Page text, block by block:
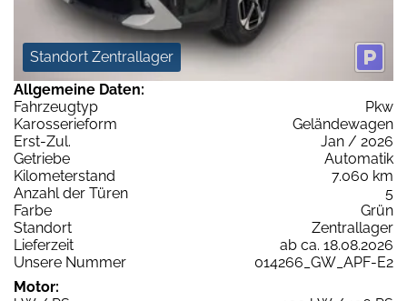
Standort Zentrallager
Allgemeine Daten:
Fahrzeugtyp
Pkw
Karosserieform
Geländewagen
Erst-Zul.
Jan / 2026
Getriebe
Automatik
Kilometerstand
7.060 km
Anzahl der Türen
5
Farbe
Grün
Standort
Zentrallager
Lieferzeit
ab ca. 18.08.2026
Unsere Nummer
014266_GW_APF-E2
Motor: